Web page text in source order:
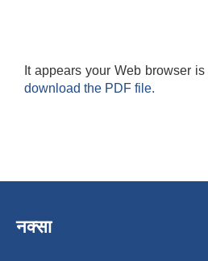
It appears your Web browser
download the PDF file.
नक्सा